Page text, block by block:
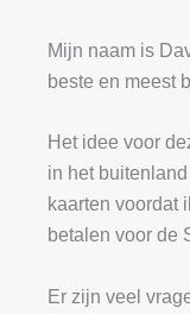
Mijn naam is
beste en meest
Het idee voor
in het
kaarten voordat
betalen voor de
Er zijn veel